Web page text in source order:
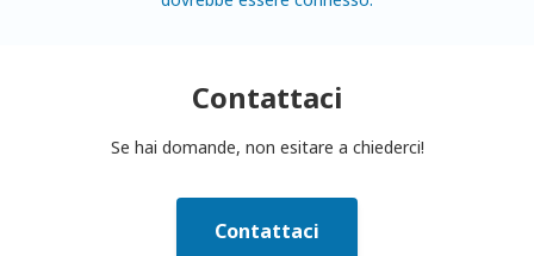
Contattaci
Se hai domande, non esitare a chiederci!
Contattaci